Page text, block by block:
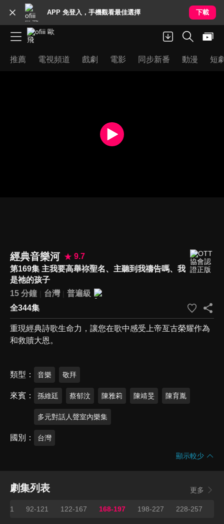
APP 免登入，手機觀看最佳選擇 下載
推薦 電視頻道 戲劇 電影 同步新番 動漫 短
經典音樂河
9.7
第169集 主我要高舉祢聖名、主聽到我禱告嗎、我
是祂的孩子
15 分鐘
台灣
普遍級
全344集
重現經典詩歌生命力，讓您在歌中感受上帝亙古榮耀作為
和救贖大恩。
類型 音樂 敬拜
來賓 孫維廷 蔡郁汶 陳雅莉 陳靖旻 陳育胤
多元對話人聲室內樂集
國別 台灣
顯示較少
劇集列表 更多
91 92-121 122-167 168-197 198-227 228-257